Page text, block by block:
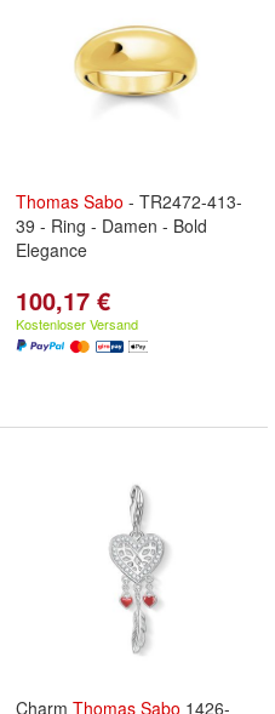
Thomas Sabo - TR2472-413-
39 - Ring - Damen - Bold
Elegance
100,17 €
Kostenloser Versand
Charm Thomas Sabo 1426-